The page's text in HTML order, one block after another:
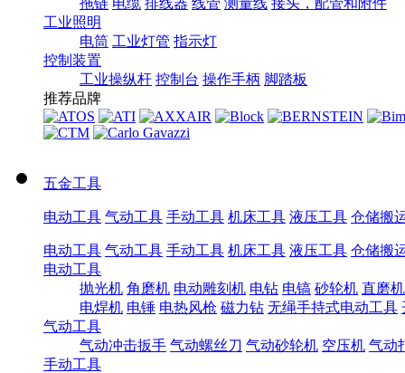
拖链 电缆 排线器 线管 测量线 接头，配管和附件
工业照明
电筒 工业灯管 指示灯
控制装置
工业操纵杆 控制台 操作手柄 脚踏板
推荐品牌
五金工具
电动工具 气动工具 手动工具 机床工具 液压工具 仓储搬
电动工具 气动工具 手动工具 机床工具 液压工具 仓储搬
电动工具
抛光机 角磨机 电动雕刻机 电钻 电镐 砂轮机 直磨机
电焊机 电锤 电热风枪 磁力钻 无绳手持式电动工具
气动工具
气动冲击扳手 气动螺丝刀 气动砂轮机 空压机 气动
手动工具